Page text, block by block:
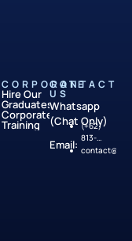
CORPORATE
Hire Our
Graduates
Corporate
Training
CONTACT
US
Whatsapp
(Chat Only)
(+62)
813-
8242-
Email: